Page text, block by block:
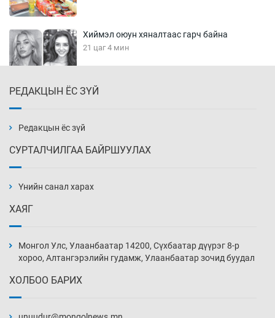
Хиймэл оюун хяналтаас гарч байна
21 цаг 4 мин
21 цаг 34 мин
нэмэгджээ
22 цаг 4 мин
РЕДАКЦЫН ЁС ЗҮЙ
Редакцын ёс зүй
СУРТАЛЧИЛГАА БАЙРШУУЛАХ
Үнийн санал харах
ХАЯГ
Монгол Улс, Улаанбаатар 14200, Сүхбаатар дүүрэг 8-р
хороо, Алтангэрэлийн гудамж, Улаанбаатар зочид буудал
ХОЛБОО БАРИХ